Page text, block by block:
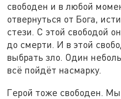
свободен и в любой
отвернуться от Бога,
стези. С этой свободой
до смерти. И в этой
выбрать зло. Один
всё пойдёт насмарку.
Герой тоже свободен.